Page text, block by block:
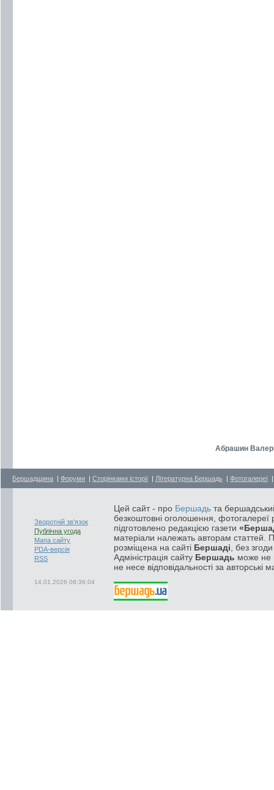
Абрашин
Бершадщина | Форуми | Сторінками історії | Літературна Бершадь | Фотогалереї
Зворотній зв'язок
Публічна угода
Мапа сайту
PDA-версія
RSS
14.01.2026 08:36:04
Цей сайт - про Бершадь та
безкоштовні оголошення, фотогалереї
підготовлено редакцією газети
матеріали належать авторам статтей.
розміщена на сайті Бершаді , без
Адміністрація сайту Бершадь може не
не несе відповідальності за авторські